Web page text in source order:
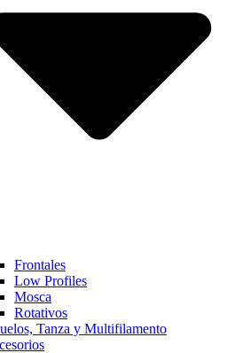
Frontales
Low Profiles
Mosca
Rotativos
Tanza y Multifilamento